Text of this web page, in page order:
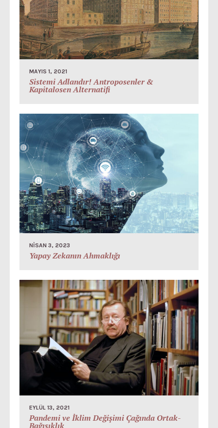
MAYIS 1, 2021
Sistemi Adlandır! Antroposenler &
Kapitalosen Alternatifi
NISAN 3, 2023
Yapay Zekanın Ahmaklığı
EYLÜL 13, 2021
Pandemi ve İklim Değişimi Çağında Ortak-
Bağışıklık